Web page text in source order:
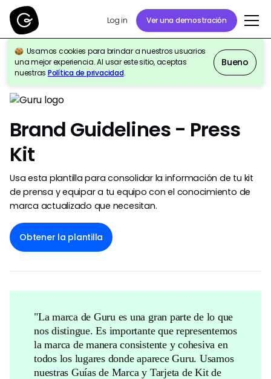
Log in Ver una demostración
Usamos cookies para brindar a nuestros usuarios
una mejor experiencia. Al usar este sitio, aceptas
nuestras Política de privacidad.
Bueno
Volver a la galería de plantillas
Brand Guidelines - Press
Kit
Usa esta plantilla para consolidar la información de tu kit
de prensa y equipar a tu equipo con el conocimiento de
marca actualizado que necesitan.
Obtener la plantilla
"La marca de Guru es una gran parte de lo que
nos distingue. Es importante que representemos
la marca de manera consistente y cohesiva en
todos los lugares donde aparece Guru. Usamos
nuestras Guías de Marca y Tarjeta de Kit de